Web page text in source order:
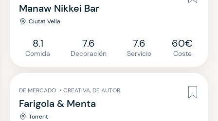
Manaw Nikkei Bar
Ciutat Vella
8.1
Comida
7.6
Decoración
7.6
Servicio
60€
Coste
DE MERCADO • CREATIVA, DE AUTOR
Farigola & Menta
Torrent